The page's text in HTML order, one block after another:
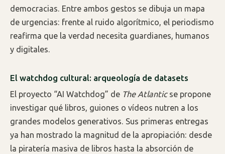
democracias. Entre ambos gestos se dibuja un mapa
de urgencias: frente al ruido algorítmico, el periodismo
reafirma que la verdad necesita guardianes, humanos
y digitales.
El watchdog cultural: arqueología de datasets
El proyecto “AI Watchdog” de The Atlanticse propone
investigar qué libros, guiones o vídeos nutren a los
grandes modelos generativos. Sus primeras entregas
ya han mostrado la magnitud de la apropiación: desde
la piratería masiva de libros hasta la absorción de